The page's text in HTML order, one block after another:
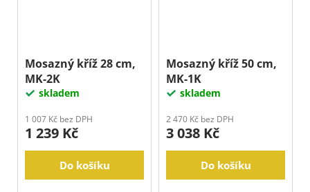
Mosazný kříž 28 cm,
MK-2K
skladem
1 007 Kč bez DPH
1 239 Kč
Do košíku
Mosazný kříž 50 cm,
MK-1K
skladem
2 470 Kč bez DPH
3 038 Kč
Do košíku